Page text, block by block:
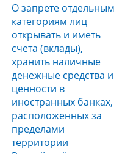
О запрете отдельным
категориям лиц
открывать и иметь
счета (вклады),
хранить наличные
денежные средства и
ценности в
иностранных банках,
расположенных за
пределами
территории